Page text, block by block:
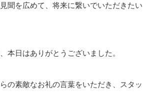
聞を広めて、将来に繋いでいただきたい
本日はありがとうございました。
の素敵なお礼の言葉をいただき、スタッ